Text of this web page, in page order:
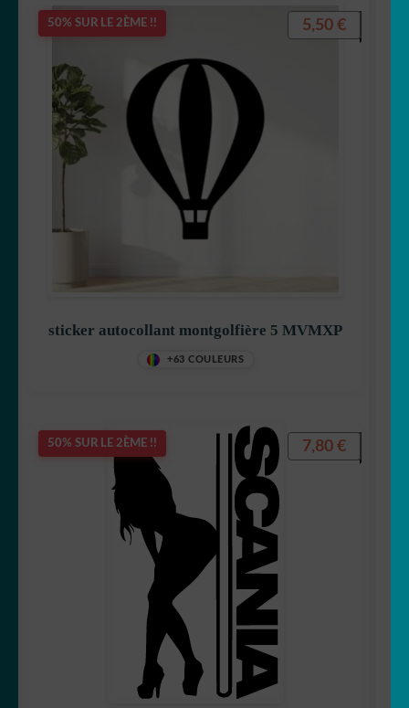
50% SUR LE 2ÈME !!
sticker autocollant montgolfière 5 MVMXP
+63 COULEURS
5,50 €
50% SUR LE 2ÈME !! 7,80 €